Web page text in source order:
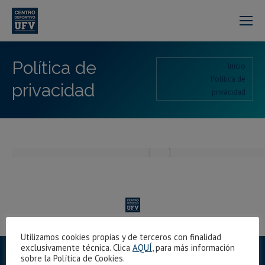
Política de
privacidad
Inicio
Política de
privacidad
Utilizamos cookies propias y de terceros con finalidad
exclusivamente técnica. Clica AQUÍ , para más información
sobre la Política de Cookies.